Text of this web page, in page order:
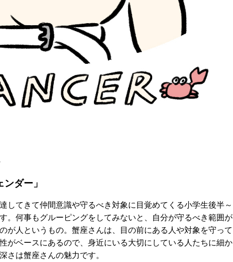
ダー」
してきて仲間意識や守るべき対象に目覚めてくる小学生後半～
。何事もグルーピングをしてみないと、自分が守るべき範囲が
が人というもの。蟹座さんは、目の前にある人や対象を守って
がベースにあるので、身近にいる大切にしている人たちに細か
さは蟹座さんの魅力です。